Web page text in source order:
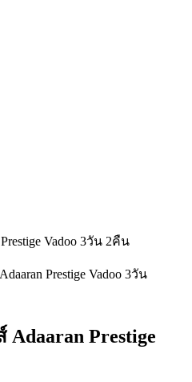
Vadoo 3วัน 2คืน
Prestige